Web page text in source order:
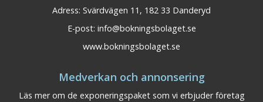
Adress: Svärdvägen 11, 182 33 Danderyd
E-post: info@bokningsbolaget.se
www.bokningsbolaget.se
Medverkan och annonsering
Läs mer om de exponeringspaket som vi erbjuder företag